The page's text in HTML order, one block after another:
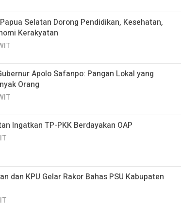
Selatan Dorong Pendidikan, Kesehatan,
Kerakyatan
Apolo Safanpo: Pangan Lokal yang
Orang
Ingatkan TP-PKK Berdayakan OAP
dan KPU Gelar Rakor Bahas PSU Kabupaten